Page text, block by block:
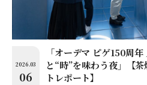
2026.03
06
「オーデマ ピゲ150周
と“時”を味わう夜」【
トレポート】